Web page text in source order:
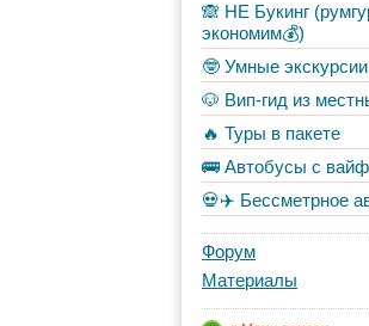
🙈 НЕ Букинг
экономим💰)
🤓 Умные экскурсии
🐶 Вип-гид из
🔥 Туры в пакете
🚌 Автобусы с
💀✈️ Бессметрное
Форум
Материалы